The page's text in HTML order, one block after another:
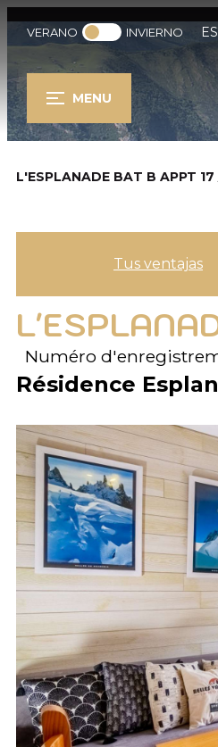
VERANO INVIERNO ES
MENU
L'ESPLANADE BAT B APPT
Tus ventajas
Numéro
Résidence